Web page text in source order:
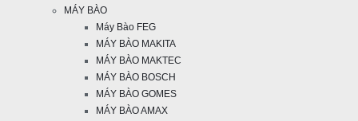
MÁY BÀO
Máy Bào FEG
MÁY BÀO MAKITA
MÁY BÀO MAKTEC
MÁY BÀO BOSCH
MÁY BÀO GOMES
MÁY BÀO AMAX